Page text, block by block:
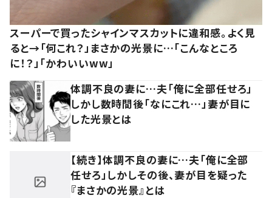
スーパーで買ったシャインマスカットに違和感。よく見
ると→「何これ？」まさかの光景に…「こんなところ
に！？」「かわいいww」
体調不良の妻に…夫「俺に全部任せろ」
しかし数時間後「なにこれ…」妻が目に
した光景とは
【続き】体調不良の妻に…夫「俺に全部
任せろ」しかしその後、妻が目を疑った
『まさかの光景』とは